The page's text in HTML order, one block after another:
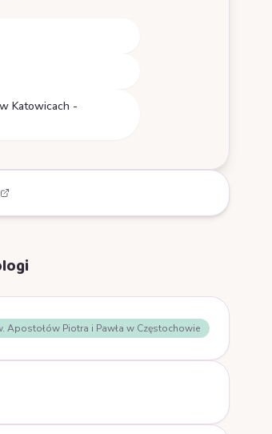
Katowicach -
Apostołów Piotra i Pawła w Częstochowie